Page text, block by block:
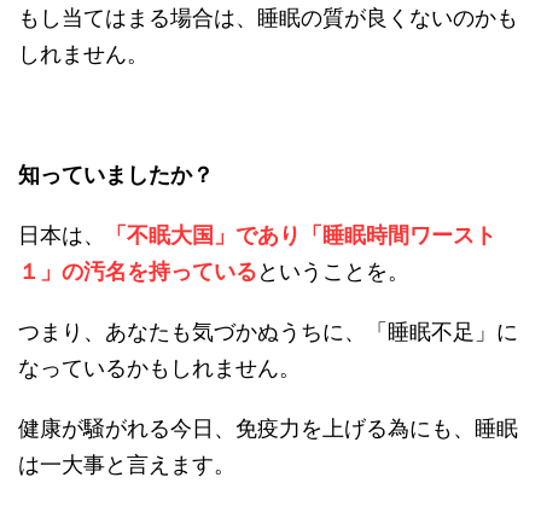
もし当てはまる場合は、睡眠の質が良くないのかも
しれません。
知っていましたか？
日本は、
「不眠大国」であり「睡眠時間ワースト
１」の汚名を持っているということを。
つまり、あなたも気づかぬうちに、「睡眠不足」に
なっているかもしれません。
健康が騒がれる今日、免疫力を上げる為にも、睡眠
は一大事と言えます。